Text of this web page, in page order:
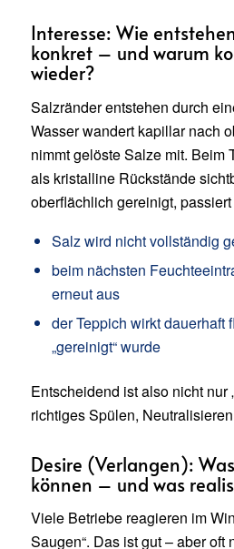
Interesse: Wie
konkret – und warum
wieder?
Salzränder entstehen durch
Wasser wandert kapillar nach
nimmt gelöste Salze mit. Beim
als kristalline Rückstände
oberflächlich gereinigt,
Salz wird nicht vollständig
beim nächsten
erneut aus
der Teppich wirkt dauerhaft
„gereinigt“ wurde
Entscheidend ist also nicht nur
richtiges Spülen,
Desire (Verlangen):
können – und was
Viele Betriebe reagieren im
Saugen“. Das ist gut – aber oft